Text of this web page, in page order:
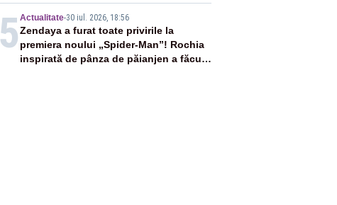
5 Actualitate-30 iul. 2026, 18:56
Zendaya a furat toate privirile la
premiera noului „Spider-Man”! Rochia
inspirată de pânza de păianjen a făcut